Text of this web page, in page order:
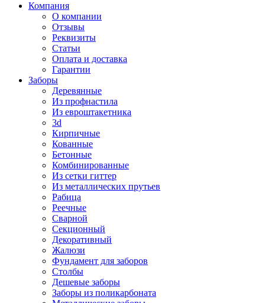
Компания
О компании
Отзывы
Реквизиты
Статьи
Оплата и доставка
Гарантии
Заборы
Деревянные
Из профнастила
Из евроштакетника
3d
Кирпичные
Кованные
Бетонные
Комбинированные
Из сетки гиттер
Из металлических прутьев
Рабица
Реечные
Сварной
Секционный
Декоративный
Жалюзи
Фундамент для заборов
Столбы
Дешевые заборы
Заборы из поликарбоната